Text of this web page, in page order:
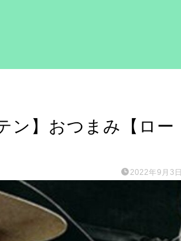
ン】おつまみ【ロー
2022年9月3日